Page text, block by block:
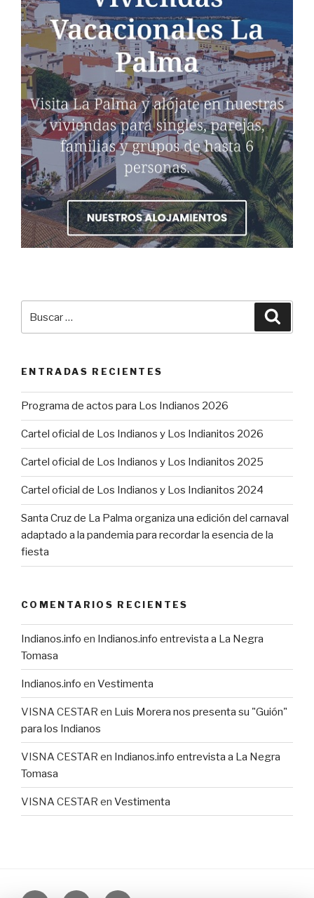
por:
ENTRADAS RECIENTES
Programa de actos para Los Indianos 2026
Cartel oficial de Los Indianos y Los Indianitos 2026
Cartel oficial de Los Indianos y Los Indianitos 2025
Cartel oficial de Los Indianos y Los Indianitos 2024
Santa Cruz de La Palma organiza una edición del carnaval
adaptado a la pandemia para recordar la esencia de la
fiesta
COMENTARIOS RECIENTES
Indianos.info en Indianos.info entrevista a La Negra
Tomasa
Indianos.info en Vestimenta
VISNA CESTAR en Luis Morera nos presenta su "Guión"
para los Indianos
VISNA CESTAR en Indianos.info entrevista a La Negra
Tomasa
VISNA CESTAR en Vestimenta